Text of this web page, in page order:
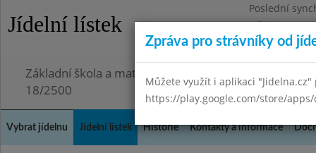
Jídelní lístek
Poslední
Středa
Omezení
Základní škola a mateřská škola Chmelnice, Praha 3,
18/2500
Vybrat jídelnu Jídelní lístek Historie Kontakty a informace
Zpráva pro strávníky od
Můžete využít i aplikaci
https://play.google.com/store/